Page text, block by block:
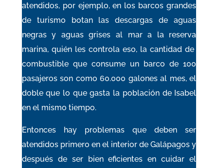
atendidos, por ejemplo, en los barcos grandes
de turismo botan las descargas de aguas
negras y aguas grises al mar a la reserva
marina, quién les controla eso, la cantidad de
combustible que consume un barco de 100
pasajeros son como 60.000 galones al mes, el
doble que lo que gasta la población de Isabel
en el mismo tiempo.
Entonces hay problemas que deben ser
atendidos primero en el interior de Galápagos y
después de ser bien eficientes en cuidar el